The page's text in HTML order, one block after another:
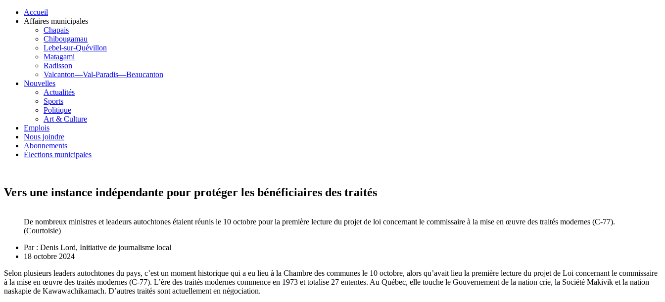
Accueil
Affaires municipales
Chapais
Chibougamau
Lebel-sur-Quévillon
Matagami
Radisson
Valcanton—Val-Paradis—Beaucanton
Nouvelles
Actualités
Sports
Politique
Art & Culture
Emplois
Nous joindre
Abonnements
Élections municipales
Vers une instance indépendante pour protéger les bénéficiaires des traités
De nombreux ministres et leadeurs autochtones étaient réunis le 10 octobre pour la première lecture du projet de loi concernant le commissaire à la mise en œuvre des traités modernes (C-77).
(Courtoisie)
Par : Denis Lord, Initiative de journalisme local
18 octobre 2024
Selon plusieurs leaders autochtones du pays, c’est un moment historique qui a eu lieu à la Chambre des communes le 10 octobre, alors qu’avait lieu la première lecture du projet de Loi concernant le commissaire
à la mise en œuvre des traités modernes (C-77). L’ère des traités modernes commence en 1973 et totalise 27 ententes. Au Québec, elle touche le Gouvernement de la nation crie, la Société Makivik et la nation
naskapie de Kawawachikamach. D’autres traités sont actuellement en négociation.